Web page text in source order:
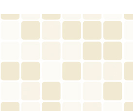
2025. április
2024. november
2024. október